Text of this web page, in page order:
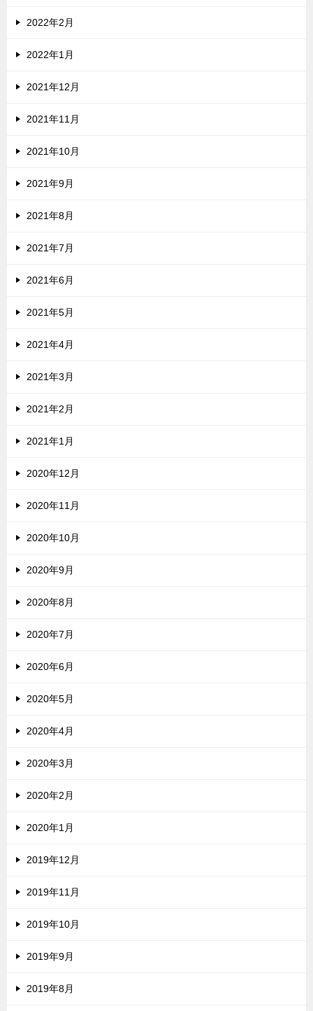
2022年2月
2022年1月
2021年12月
2021年11月
2021年10月
2021年9月
2021年8月
2021年7月
2021年6月
2021年5月
2021年4月
2021年3月
2021年2月
2021年1月
2020年12月
2020年11月
2020年10月
2020年9月
2020年8月
2020年7月
2020年6月
2020年5月
2020年4月
2020年3月
2020年2月
2020年1月
2019年12月
2019年11月
2019年10月
2019年9月
2019年8月